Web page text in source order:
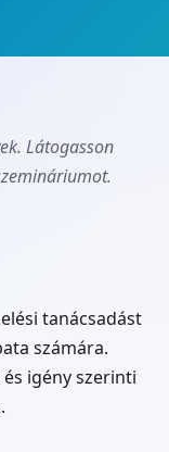
Látogasson
tanácsadást
számára.
igény szerinti